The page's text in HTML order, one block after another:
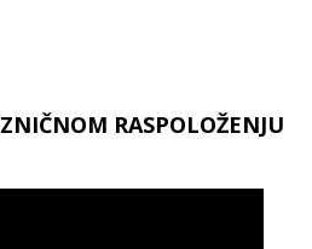
RASPOLOŽENJU